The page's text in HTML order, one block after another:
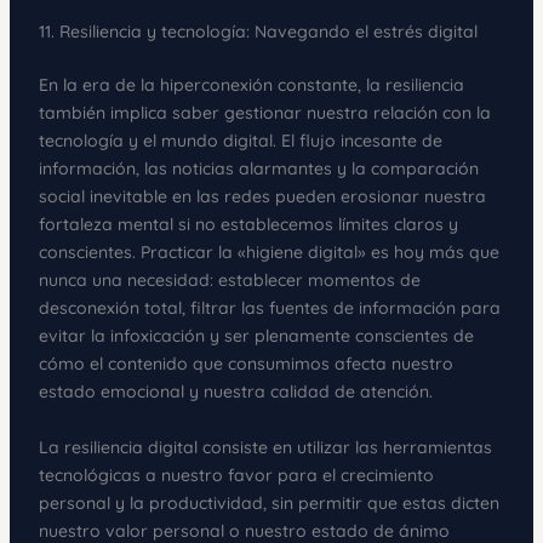
11. Resiliencia y tecnología: Navegando el estrés digital
En la era de la hiperconexión constante, la resiliencia
también implica saber gestionar nuestra relación con la
tecnología y el mundo digital. El flujo incesante de
información, las noticias alarmantes y la comparación
social inevitable en las redes pueden erosionar nuestra
fortaleza mental si no establecemos límites claros y
conscientes. Practicar la «higiene digital» es hoy más que
nunca una necesidad: establecer momentos de
desconexión total, filtrar las fuentes de información para
evitar la infoxicación y ser plenamente conscientes de
cómo el contenido que consumimos afecta nuestro
estado emocional y nuestra calidad de atención.
La resiliencia digital consiste en utilizar las herramientas
tecnológicas a nuestro favor para el crecimiento
personal y la productividad, sin permitir que estas dicten
nuestro valor personal o nuestro estado de ánimo